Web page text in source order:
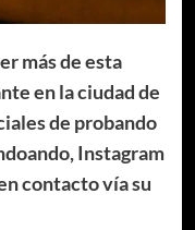
más de esta
en la ciudad de
de probando
Instagram
contacto vía su